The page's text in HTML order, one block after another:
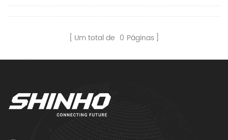
Um total de 0 Páginas